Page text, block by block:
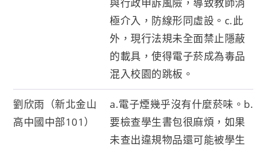
與行政申訴風險，導致教師消
極介入，防線形同虛設。c.此
外，現行法規未全面禁止隱蔽
的載具，使得電子菸成為毒品
混入校園的跳板。
劉欣雨（新北金山
高中國中部101）
a.電子煙幾乎沒有什麼菸味。b.
要檢查學生書包很麻煩，如果
未查出違規物品還可能被學生